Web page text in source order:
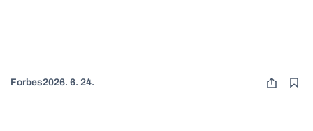
Forbes2026. 6. 24.